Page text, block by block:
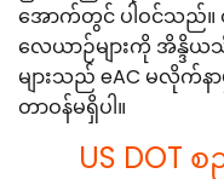
အောက်တွင် ပါဝင်သည်
လေယာဉ်များကို အိန္ဒိယ
များသည် eAC မလိုက်နာ
တာဝန်မရှိပါ။
US DOT စ